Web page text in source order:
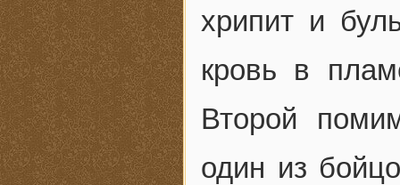
хрипит и
кровь в
Второй
один из